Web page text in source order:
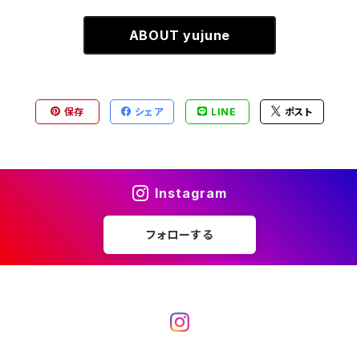
ABOUT yujune
保存 シェア LINE ポスト
Instagram
フォローする